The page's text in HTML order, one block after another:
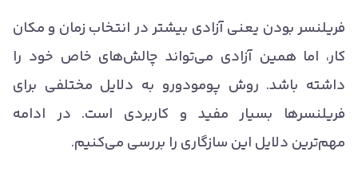
فریلنسر بودن یعنی آزادی بیشتر در انتخاب زمان و مکان
کار، اما همین آزادی می‌تواند چالش‌های خاص خود را
داشته باشد. روش پومودورو به دلایل مختلفی برای
فریلنسرها بسیار مفید و کاربردی است. در ادامه
مهم‌ترین دلایل این سازگاری را بررسی می‌کنیم.